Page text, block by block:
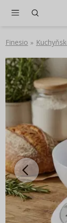
Finesio »